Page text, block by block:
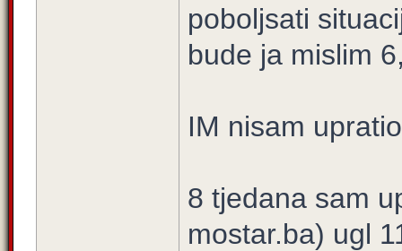
poboljsati
bude ja mislim
IM nisam
8 tjedana sam
mostar.ba) ugl